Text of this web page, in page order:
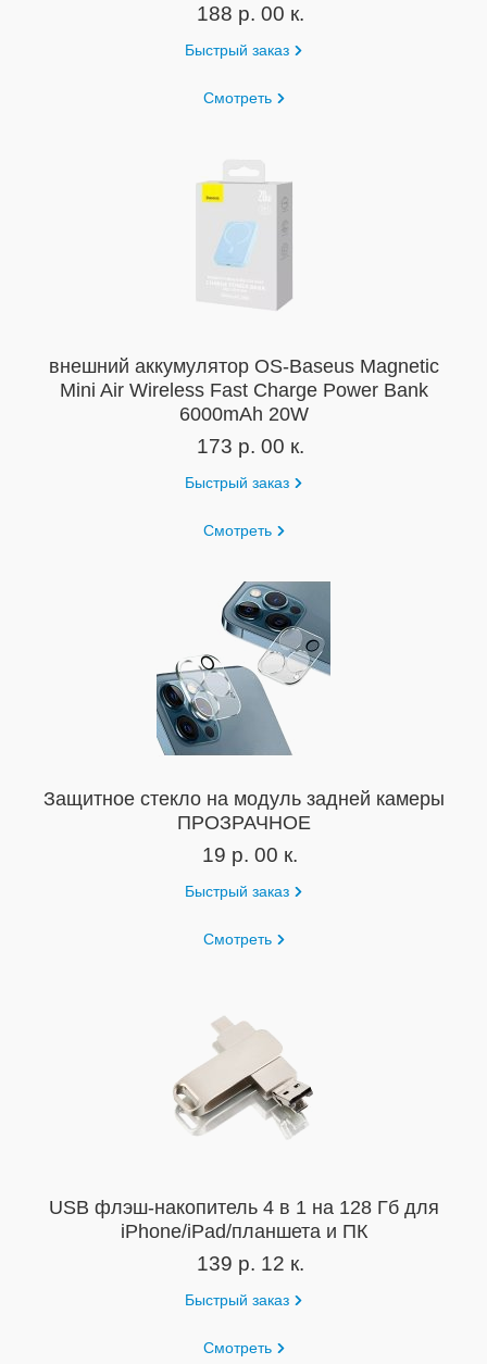
188 р. 00 к.
Быстрый заказ
Смотреть
внешний аккумулятор OS-Baseus Magnetic
Mini Air Wireless Fast Charge Power Bank
6000mAh 20W
173 р. 00 к.
Быстрый заказ
Смотреть
Защитное стекло на модуль задней камеры
ПРОЗРАЧНОЕ
19 р. 00 к.
Быстрый заказ
Смотреть
USB флэш-накопитель 4 в 1 на 128 Гб для
iPhone/iPad/планшета и ПК
139 р. 12 к.
Быстрый заказ
Смотреть